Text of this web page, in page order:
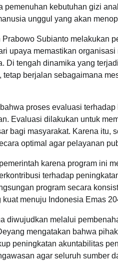
kebutuhan gizi
unggul yang akan
Subianto melakukan
upaya memastikan
Di tengah dinamika yang
berjalan sebagaimana
proses evaluasi
Evaluasi dilakukan untuk
bagi masyarakat. Karena itu,
optimal agar pelayanan
karena program ini
terhadap
program secara
menuju Indonesia Emas
diwujudkan melalui
mengatakan bahwa
peningkatan akuntabilitas
agar seluruh sumber